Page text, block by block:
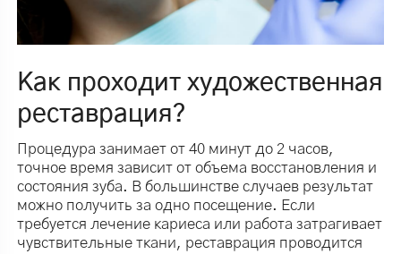
Как проходит художественная
реставрация?
Процедура занимает от 40 минут до 2 часов,
точное время зависит от объема восстановления и
состояния зуба. В большинстве случаев результат
можно получить за одно посещение. Если
требуется лечение кариеса или работа затрагивает
чувствительные ткани, реставрация проводится